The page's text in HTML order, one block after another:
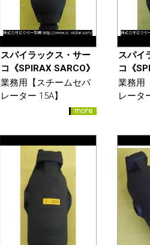
スパイラックス・サー
コ《SPIRAX SARCO》
業務用【スチームセパ
レーター 15A】
スパイ
コ《
業務用
レータ